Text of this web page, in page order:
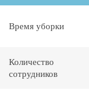
Время уборки
Количество
сотрудников